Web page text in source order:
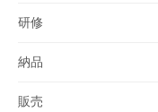
研修
納品
販売